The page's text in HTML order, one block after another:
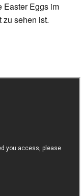
Easter Eggs im
zu sehen ist.